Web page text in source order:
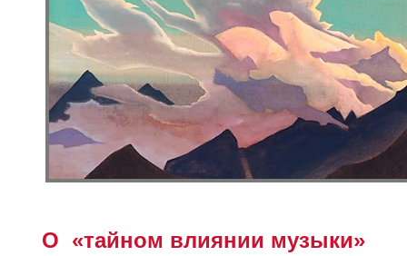
О «тайном влиянии музыки»